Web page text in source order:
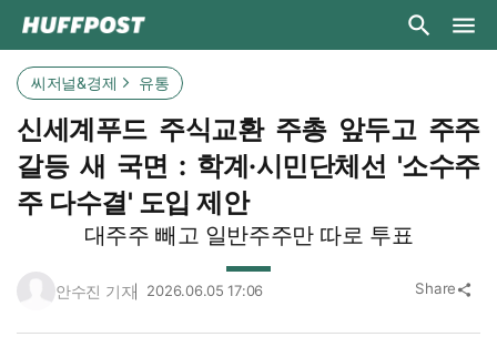
씨저널&경제 유통
신세계푸드 주식교환 주총 앞두고 주주
갈등 새 국면 : 학계·시민단체선 '소수주
주 다수결' 도입 제안
대주주 빼고 일반주주만 따로 투표
안수진 기자 2026.06.05 17:06 Share share